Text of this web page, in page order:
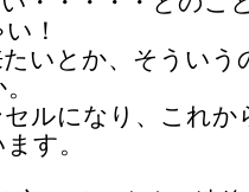
！
いとか、そういう
ルになり、これか
す。